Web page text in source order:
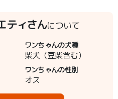
ティさんについて
ワンちゃんの犬種
柴犬（豆柴含む）
ワンちゃんの性別
オス